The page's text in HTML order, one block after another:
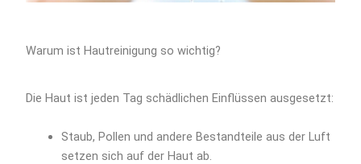
Warum ist Hautreinigung so wichtig?
Die Haut ist jeden Tag schädlichen Einflüssen ausgesetzt:
Staub, Pollen und andere Bestandteile aus der Luft
setzen sich auf der Haut ab.